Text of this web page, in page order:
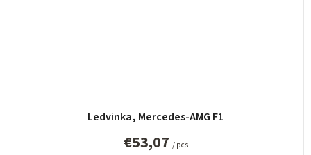
Ledvinka, Mercedes-AMG F1
€53,07 / pcs